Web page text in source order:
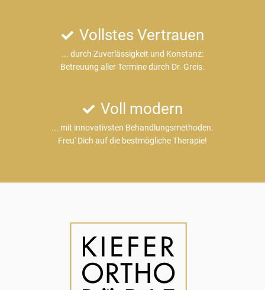
Vollstes Vertrauen
... durch Zuverlässigkeit und Konstanz:
Betreuung aller Termine durch Dr. Greis.
Voll modern
... mit innovativsten Behandlungsmethoden.
Freu' Dich auf die bestmögliche Therapie!